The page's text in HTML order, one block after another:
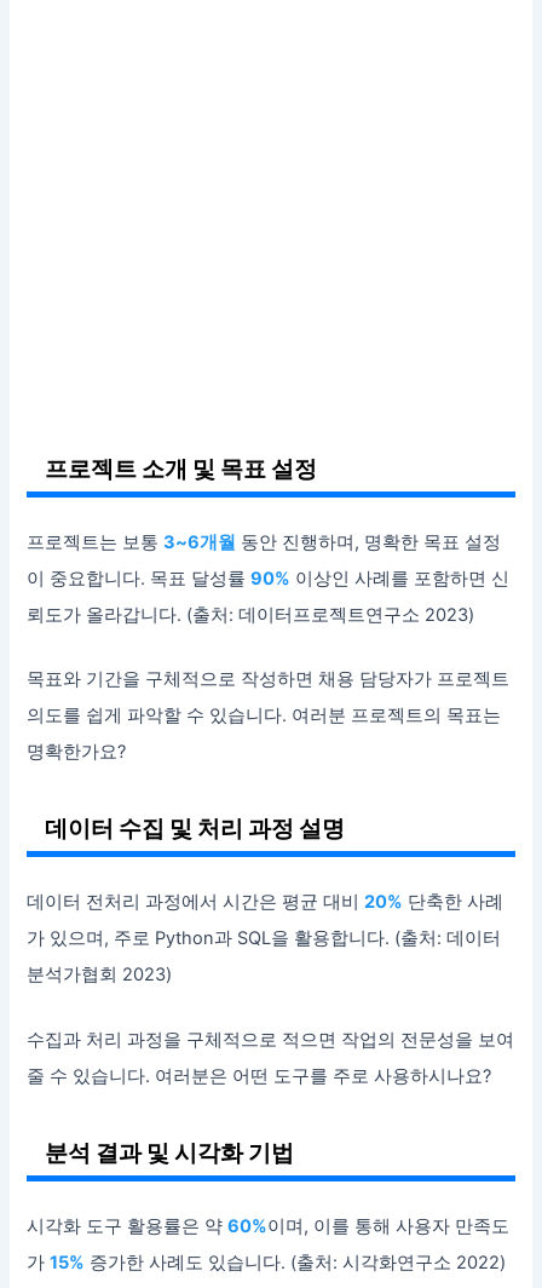
프로젝트 소개 및 목표 설정
프로젝트는 보통3~6개월 동안 진행하며, 명확한 목표 설정
이 중요합니다. 목표 달성률90% 이상인 사례를 포함하면 신
뢰도가 올라갑니다. (출처: 데이터프로젝트연구소 2023)
목표와 기간을 구체적으로 작성하면 채용 담당자가 프로젝트
의도를 쉽게 파악할 수 있습니다. 여러분 프로젝트의 목표는
명확한가요?
데이터 수집 및 처리 과정 설명
데이터 전처리 과정에서 시간은 평균 대비20% 단축한 사례
가 있으며, 주로 Python과 SQL을 활용합니다. (출처: 데이터
분석가협회 2023)
수집과 처리 과정을 구체적으로 적으면 작업의 전문성을 보여
줄 수 있습니다. 여러분은 어떤 도구를 주로 사용하시나요?
분석 결과 및 시각화 기법
시각화 도구 활용률은 약60%이며, 이를 통해 사용자 만족도
가15% 증가한 사례도 있습니다. (출처: 시각화연구소 2022)